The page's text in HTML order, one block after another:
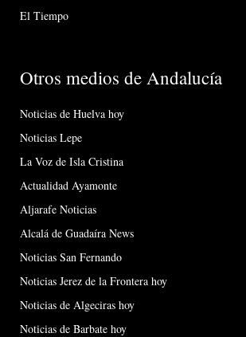
El Tiempo
Otros medios de Andalucía
Noticias de Huelva hoy
Noticias Lepe
La Voz de Isla Cristina
Actualidad Ayamonte
Aljarafe Noticias
Alcalá de Guadaíra News
Noticias San Fernando
Noticias Jerez de la Frontera hoy
Noticias de Algeciras hoy
Noticias de Barbate hoy